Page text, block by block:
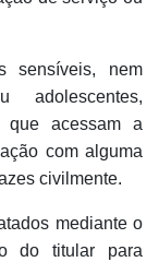
sensíveis, nem
que acessam a
com alguma
civilmente.
mediante o
do titular para